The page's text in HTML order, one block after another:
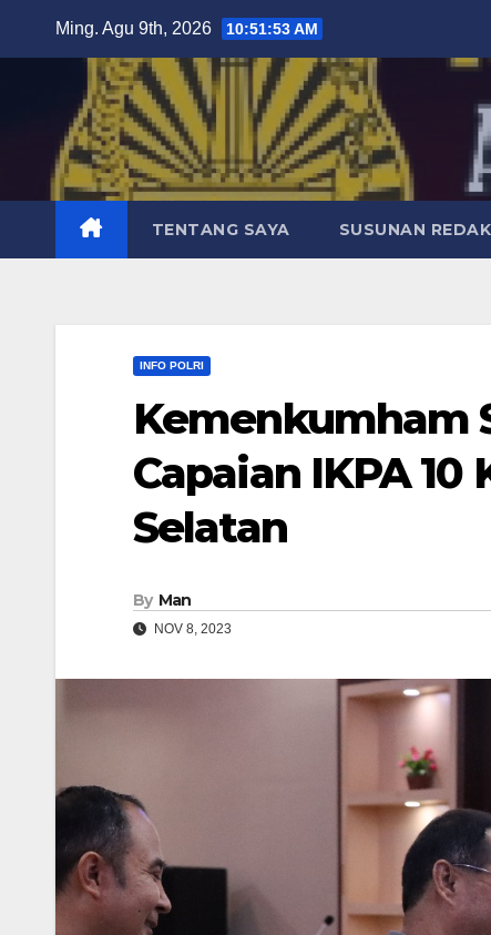
Ming. Agu 9th, 2026 10:51:55 AM
TENTANG SAYA SUSUNAN
INFO POLRI
Kemenkumham
Capaian IKPA
Selatan
By Man
NOV 8, 2023